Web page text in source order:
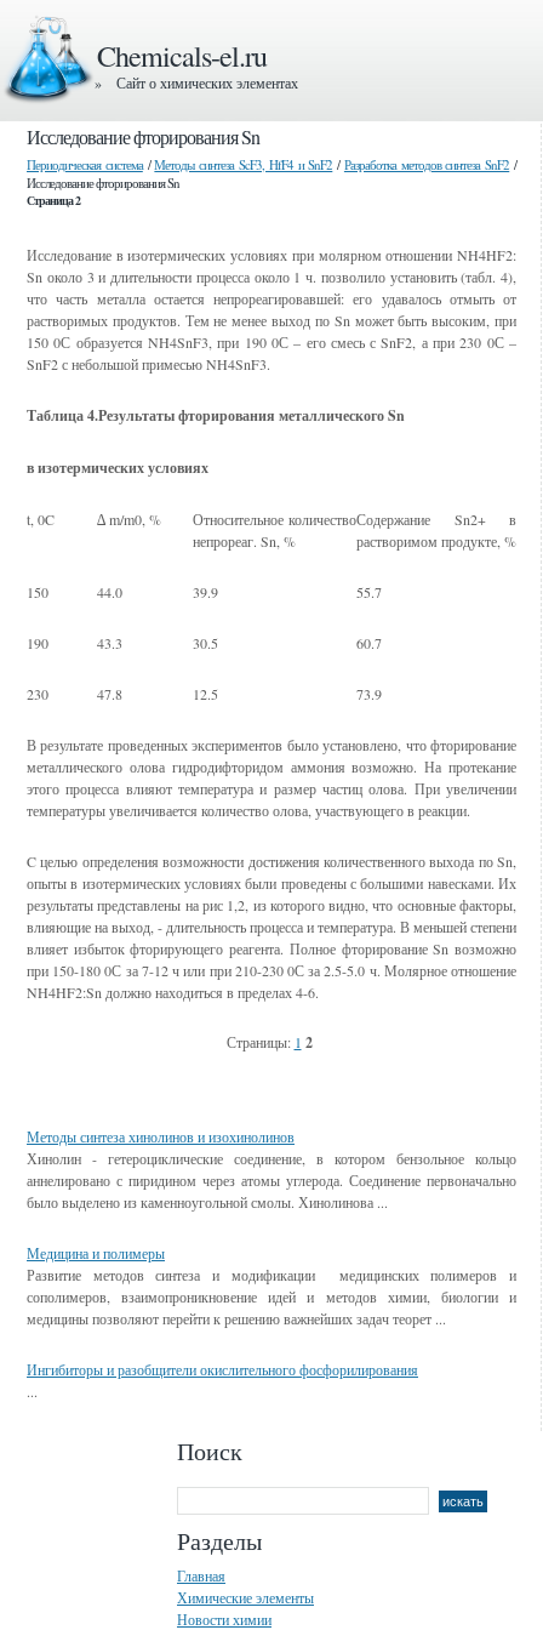
Chemicals-el.ru
» Сайт о химических элементах
Исследование фторирования Sn
Периодическая система/Методы синтеза ScF3, HfF4 и SnF2 / Разработка методов синтеза SnF2 /
Исследование фторирования Sn
Страница 2
Исследование в изотермических условиях при молярном отношении NH4HF2:
Sn около 3 и длительности процесса около 1 ч. позволило установить (табл. 4),
что часть металла остается непрореагировавшей: его удавалось отмыть от
растворимых продуктов. Тем не менее выход по Sn может быть высоким, при
150 0С образуется NH4SnF3, при 190 0С – его смесь с SnF2, а при 230 0С –
SnF2 с небольшой примесью NH4SnF3.
Таблица 4.Результаты фторирования металлического Sn
в изотермических условиях
t, 0C ∆ m/m0, %
Относительное количество
непрореаг. Sn, %
Содержание Sn2+ в
растворимом продукте, %
150 44.0 39.9 55.7
190 43.3 30.5 60.7
230 47.8 12.5 73.9
В результате проведенных экспериментов было установлено, что фторирование
металлического олова гидродифторидом аммония возможно. На протекание
этого процесса влияют температура и размер частиц олова. При увеличении
температуры увеличивается количество олова, участвующего в реакции.
C целью определения возможности достижения количественного выхода по Sn,
опыты в изотермических условиях были проведены с большими навесками. Их
результаты представлены на рис 1,2, из которого видно, что основные факторы,
влияющие на выход, - длительность процесса и температура. В меньшей степени
влияет избыток фторирующего реагента. Полное фторирование Sn возможно
при 150-180 0С за 7-12 ч или при 210-230 0С за 2.5-5.0 ч. Молярное отношение
NH4HF2:Sn должно находиться в пределах 4-6.
Страницы: 1 2
Методы синтеза хинолинов и изохинолинов
Хинолин - гетероциклические соединение, в котором бензольное кольцо
аннелировано с пиридином через атомы углерода. Соединение первоначально
было выделено из каменноугольной смолы. Хинолинова ...
Медицина и полимеры
Развитие методов синтеза и модификации медицинских полимеров и
сополимеров, взаимопроникновение идей и методов химии, биологии и
медицины позволяют перейти к решению важнейших задач теорет ...
Ингибиторы и разобщители окислительного фосфорилирования
...
Поиск
Разделы
Главная
Химические элементы
Новости химии